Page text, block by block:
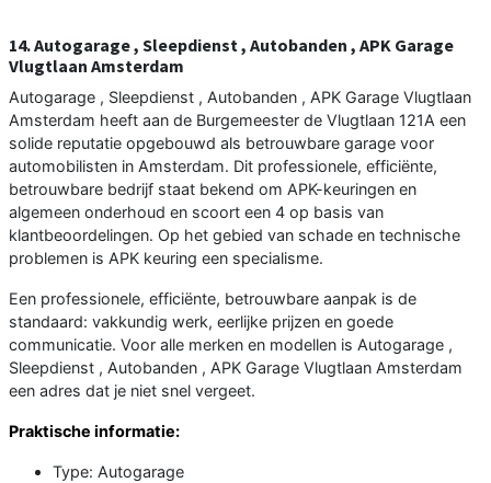
14. Autogarage , Sleepdienst , Autobanden , APK Garage
Vlugtlaan Amsterdam
Autogarage , Sleepdienst , Autobanden , APK Garage Vlugtlaan
Amsterdam heeft aan de Burgemeester de Vlugtlaan 121A een
solide reputatie opgebouwd als betrouwbare garage voor
automobilisten in Amsterdam. Dit professionele, efficiënte,
betrouwbare bedrijf staat bekend om APK-keuringen en
algemeen onderhoud en scoort een 4 op basis van
klantbeoordelingen. Op het gebied van schade en technische
problemen is APK keuring een specialisme.
Een professionele, efficiënte, betrouwbare aanpak is de
standaard: vakkundig werk, eerlijke prijzen en goede
communicatie. Voor alle merken en modellen is Autogarage ,
Sleepdienst , Autobanden , APK Garage Vlugtlaan Amsterdam
een adres dat je niet snel vergeet.
Praktische informatie:
Type: Autogarage